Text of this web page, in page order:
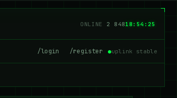
ONLINE 2 84318:54:26
/login /register ●uplink stable